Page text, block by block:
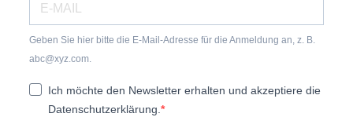
Geben Sie hier bitte die E-Mail-Adresse für die Anmeldung an, z. B.
abc@xyz.com.
Ich möchte den Newsletter erhalten und akzeptiere die
Datenschutzerklärung.